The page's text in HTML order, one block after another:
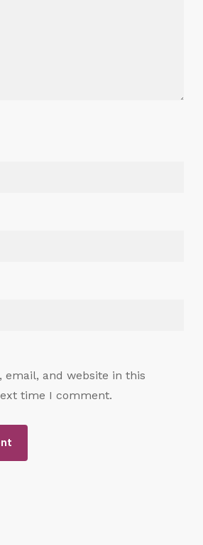
email, and website in this
time I comment.